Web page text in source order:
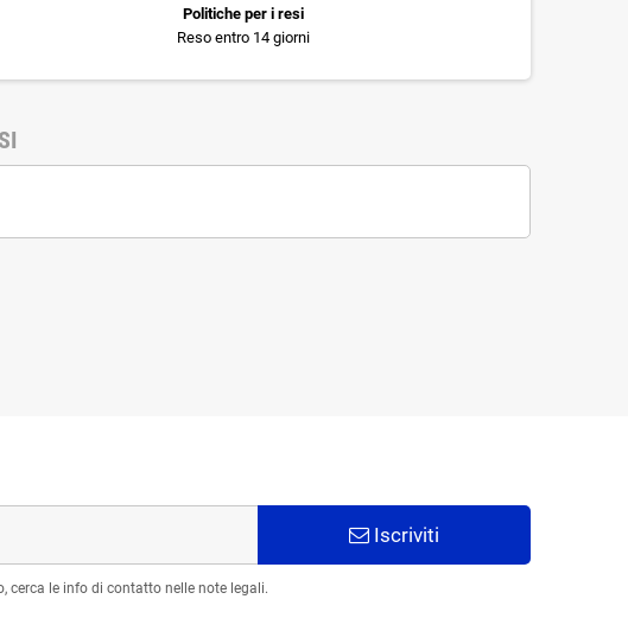
Politiche per i resi
Reso entro 14 giorni
Iscriviti
cerca le info di contatto nelle note legali.